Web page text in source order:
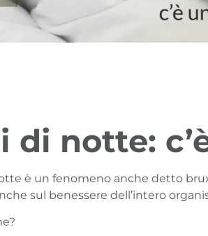
notte:
è un fenomeno anche detto
sul benessere dell’intero